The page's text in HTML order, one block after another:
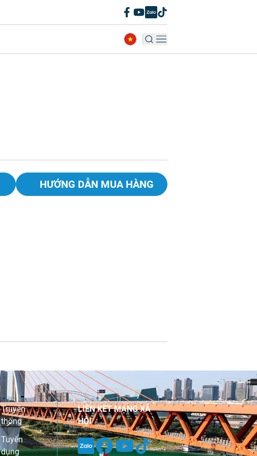
HƯỚNG DẪN MUA HÀNG
Truyền
thông
Tuyển
dụng
LIÊN KẾT MẠNG XÃ
HỘI